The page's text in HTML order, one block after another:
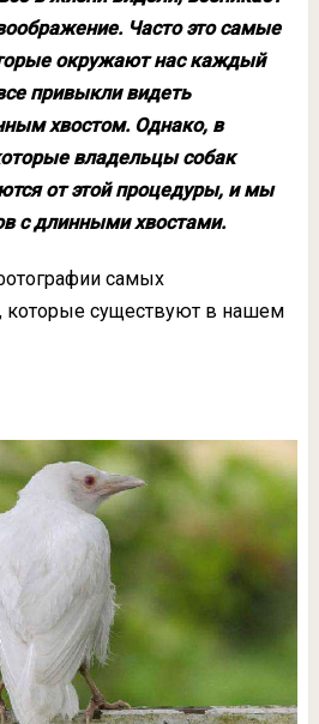
Часто это самые
окружают нас каждый
привыкли видеть
хвостом. Однако, в
владельцы собак
от этой процедуры, и мы
с длинными хвостами.
самых
которые существуют в нашем